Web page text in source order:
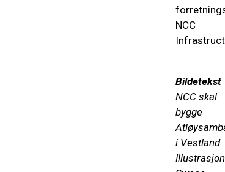
NCC
Bildetekst
NCC skal
bygge
i Vestland.